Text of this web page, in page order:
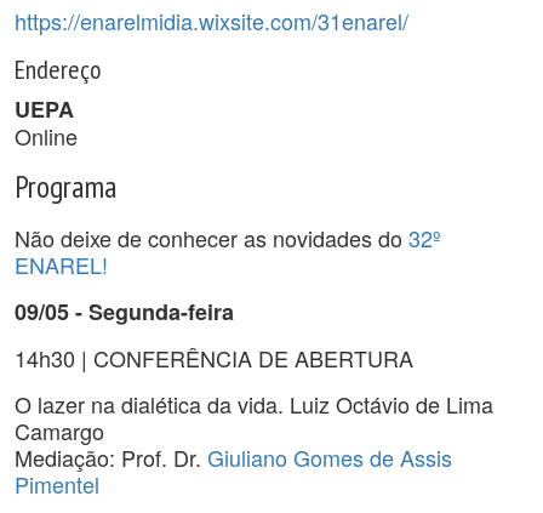
https://enarelmidia.wixsite.com/31enarel/
Endereço
UEPA
Online
Programa
Não deixe de conhecer as novidades do 32º
ENAREL!
09/05 - Segunda-feira
14h30 | CONFERÊNCIA DE ABERTURA
O lazer na dialética da vida. Luiz Octávio de Lima
Camargo
Mediação: Prof. Dr. Giuliano Gomes de Assis
Pimentel